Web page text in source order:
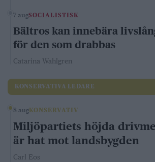
7 augSOCIALISTISK
Bältros kan innebära
för den som drabbas
Catarina Wahlgren
KONSERVATIVA LEDARE
8 aug KONSERVATIV
Miljöpartiets höjda
är hat mot landsbygden
Carl Eos